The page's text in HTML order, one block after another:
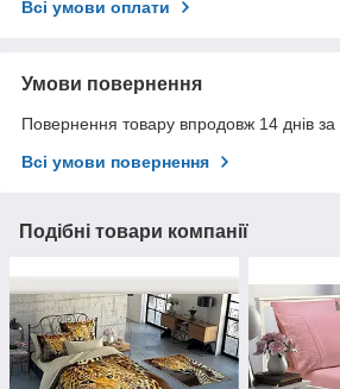
Всі умови оплати
Умови повернення
Повернення товару впродовж 14 днів за
Всі умови повернення
Подібні товари компанії